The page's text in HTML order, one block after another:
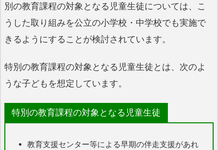
別の教育課程の対象となる児童生徒については、こ
うした取り組みを公立の小学校・中学校でも実施で
きるようにすることが検討されています。
特別の教育課程の対象となる児童生徒とは、次のよ
うな子どもを想定しています。
特別の教育課程の対象となる児童生徒
教育支援センター等による早期の伴走支援があれ